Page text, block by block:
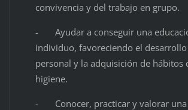
convivencia y del trabajo en grupo.
- Ayudar a conseguir una
individuo, favoreciendo el
personal y la adquisición de hábitos
higiene.
- Conocer, practicar y valorar una